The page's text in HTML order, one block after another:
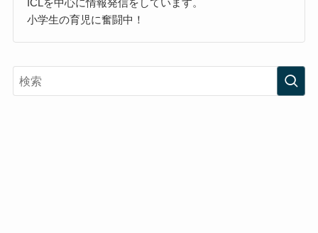
ICLを中心に情報発信をしています。
小学生の育児に奮闘中！